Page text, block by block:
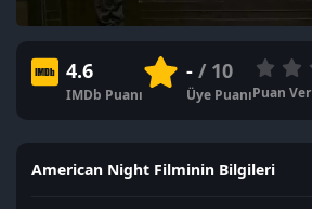
4.6
IMDb Puanı
-/ 10
Üye PuanıPuan Ver
American Night Filminin Bilgileri